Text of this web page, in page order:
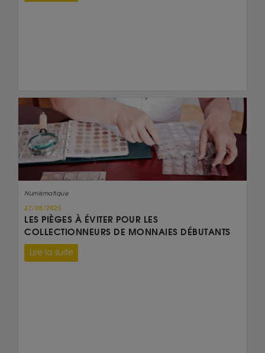
Numismatique
27/08/2025
LES PIÈGES À ÉVITER POUR LES
COLLECTIONNEURS DE MONNAIES DÉBUTANTS
Lire la suite